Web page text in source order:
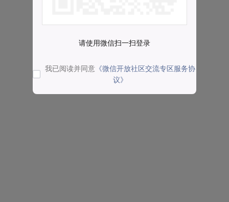
请使用微信扫一扫登录
我已阅读并同意 《微信开放社区交流专区服务协
议》